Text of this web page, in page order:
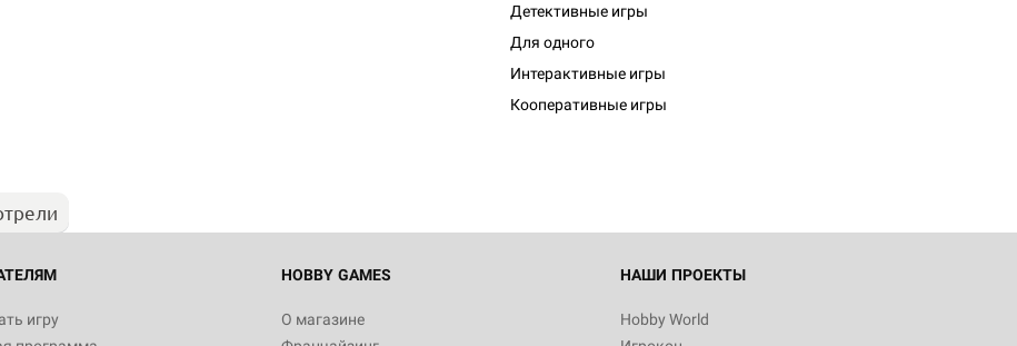
Детективные игры
Для одного
Интерактивные игры
Кооперативные игры
игру
HOBBY GAMES
О магазине
НАШИ ПРОЕКТЫ
Hobby World